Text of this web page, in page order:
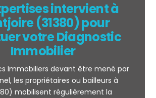
intervient à
(31380) pour
votre Diagnostic
Immobilier
Immobiliers devant être mené par
les propriétaires ou bailleurs à
mobilisent régulièrement la